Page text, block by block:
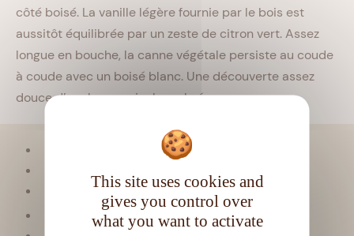
côté boisé. La vanille légère fournie par le bois est
aussitôt équilibrée par un zeste de citron vert. Assez
longue en bouche, la canne végétale persiste au coude
à coude avec un boisé blanc. Une découverte assez
douce d’un rhumagricoleambré.
Tropical
Type de rhum :Ambré
Contenance :70
This site uses cookies and
gives you control over
what you want to activate